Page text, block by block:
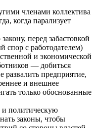
членами коллектива
когда парализует
перед забастовкой
спор с работодателем)
и экономической
— добиться
развалить предприятие,
и внешнее
только обоснованные
политическую
законы, чтобы